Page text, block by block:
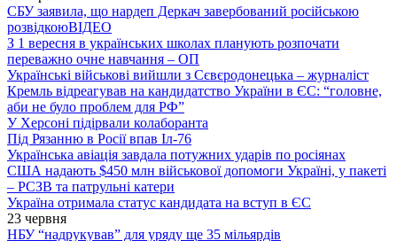
СБУ заявила, що нардеп Деркач завербований російською
розвідкоюВІДЕО
З 1 вересня в українських школах планують розпочати
переважно очне навчання – ОП
Українські військові вийшли з Сєвєродонецька – журналіст
Кремль відреагував на кандидатство України в ЄС: “головне,
аби не було проблем для РФ”
У Херсоні підірвали колаборанта
Під Рязанню в Росії впав Іл-76
Українська авіація завдала потужних ударів по росіянах
США надають $450 млн військової допомоги Україні, у пакеті
– РСЗВ та патрульні катери
Україна отримала статус кандидата на вступ в ЄС
23 червня
НБУ “надрукував” для уряду ще 35 мільярдів